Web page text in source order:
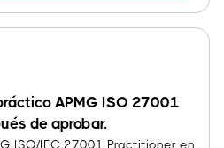
APMG ISO 27001
de aprobar.
ISO/IEC 27001 Practitioner en